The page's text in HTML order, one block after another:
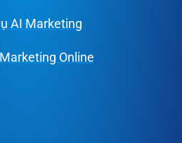
AI Marketing
Online